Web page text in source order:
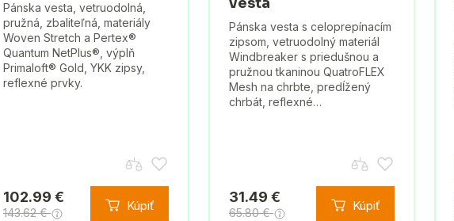
Pánska vesta, vetruodolná,
pružná, zbaliteľná, materiály
Woven Stretch a Pertex®
Quantum NetPlus®, výplň
Primaloft® Gold, YKK zipsy,
reflexné prvky.
102.99 €
143.62 € Kúpiť
Pánska vesta s celoprepínacím
zipsom, vetruodolný materiál
Windbreaker s priedušnou a
pružnou tkaninou QuatroFLEX
Mesh na chrbte, predĺžený
chrbát, reflexné…
31.49 €
65.80 € Kúpiť